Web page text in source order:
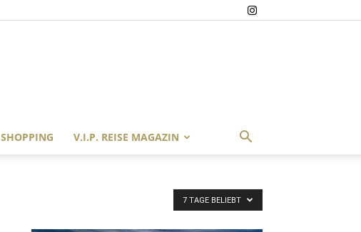
SHOPPING V.I.P. REISE MAGAZIN
7 TAGE BELIEBT